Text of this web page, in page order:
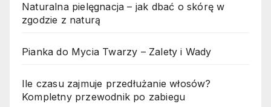
Naturalna pielęgnacja – jak dbać o skórę w
zgodzie z naturą
Pianka do Mycia Twarzy – Zalety i Wady
Ile czasu zajmuje przedłużanie włosów?
Kompletny przewodnik po zabiegu